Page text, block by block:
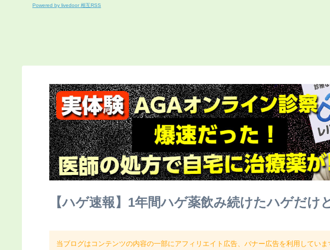
Powered by livedoor 相互RSS
【ハゲ速報】1年間ハゲ薬飲み続けたハゲだけ
当ブログはコンテンツの内容の一部にアフィリエイト広告、バナー広告を利用していま